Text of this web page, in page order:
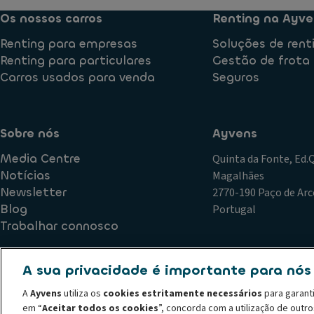
Os nossos carros
Renting para empresas
Renting para particulares
Carros usados para venda
Renting na
Soluções de
Gestão de frota
Seguros
Sobre nós
Media Centre
Notícias
Newsletter
Blog
Trabalhar connosco
Ayvens
Quinta da Fonte,
Magalhães
2770-190 Paço de
Portugal
Política de Qualidade Plano de Prevenção de Riscos de
Declaração de privacidade
Termos de utilização Política
Código de conduta
Canal de denúncias Política de
A sua privacidade é importante para nós
AAyvens utiliza os cookies estritamente necessários para
em “Aceitar todos os cookies”, concorda com a utilização de